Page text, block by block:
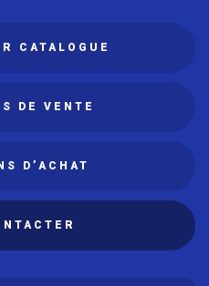
CATALOGUE
DE VENTE
D’ACHAT